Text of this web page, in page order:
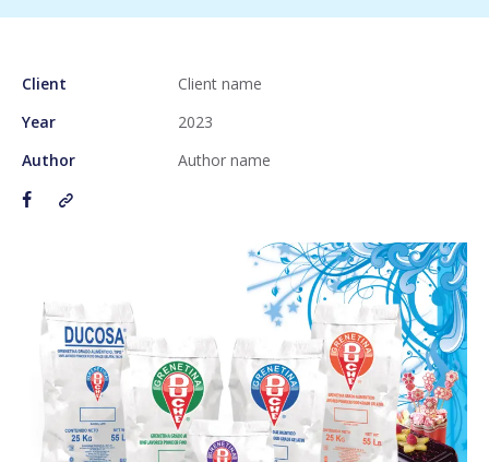
Client
Client name
Year
2023
Author
Author name